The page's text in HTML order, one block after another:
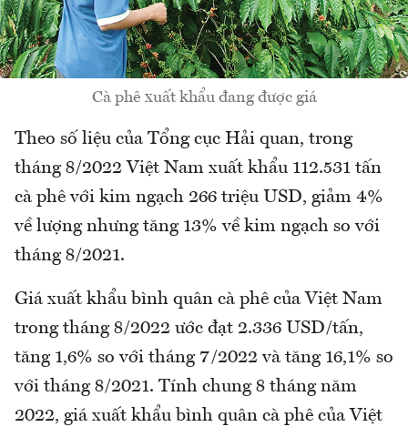
Cà phê xuất khẩu đang được giá
Theo số liệu của Tổng cục Hải quan, trong
tháng 8/2022 Việt Nam xuất khẩu 112.531 tấn
cà phê với kim ngạch 266 triệu USD, giảm 4%
về lượng nhưng tăng 13% về kim ngạch so với
tháng 8/2021.
Giá xuất khẩu bình quân cà phê của Việt Nam
trong tháng 8/2022 ước đạt 2.336 USD/tấn,
tăng 1,6% so với tháng 7/2022 và tăng 16,1% so
với tháng 8/2021. Tính chung 8 tháng năm
2022, giá xuất khẩu bình quân cà phê của Việt